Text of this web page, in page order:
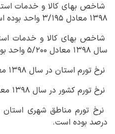
شاخص بهای کالا و خدمات
۱۳۹۸ معادل ۳/۱۹۵ واحد بوده است.
شاخص بهای کالا و خدمات
سال ۱۳۹۸ معادل ۵/۲۰۰ واحد بوده است.
نرخ تورم استان در سال ۱۳۹۸ معادل ۸/۳۵درصد بوده است.
نرخ تورم کشور در سال ۱۳۹۸ معادل ۸/۳۴ درصد بوده است.
درصد بوده است.